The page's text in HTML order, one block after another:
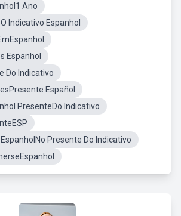
Ano
Indicativo Espanhol
Espanhol
Do Indicativo
Español
PresenteDo Indicativo
Presente Do Indicativo